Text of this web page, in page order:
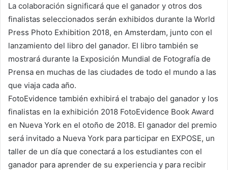
La colaboración significará que el ganador y otros dos
finalistas seleccionados serán exhibidos durante la World
Press Photo Exhibition 2018, en Amsterdam, junto con el
lanzamiento del libro del ganador. El libro también se
mostrará durante la Exposición Mundial de Fotografía de
Prensa en muchas de las ciudades de todo el mundo a las
que viaja cada año.
FotoEvidence también exhibirá el trabajo del ganador y los
finalistas en la exhibición 2018 FotoEvidence Book Award
en Nueva York en el otoño de 2018. El ganador del premio
será invitado a Nueva York para participar en EXPOSE, un
taller de un día que conectará a los estudiantes con el
ganador para aprender de su experiencia y para recibir